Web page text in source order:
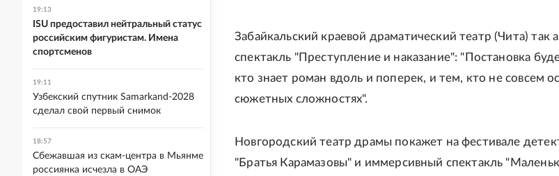
Забайкальский краевой драматический театр (Чита) так
спектакль "Преступление и наказание": "Постановка
кто знает роман вдоль и поперек, и тем, кто не совсем
сюжетных сложностях".
Новгородский театр драмы покажет на фестивале
"Братья Карамазовы" и иммерсивный спектакль
19:13
ISU предоставил нейтральный статус
российским фигуристам. Имена
спортсменов
19:11
Узбекский спутник Samarkand-2028
сделал свой первый снимок
18:57
Сбежавшая из скам-центра в Мьянме
россиянка исчезла в ОАЭ